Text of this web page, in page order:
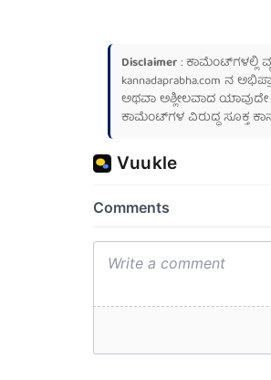
Disclaimer: ಕಾಮೆಂಟ್‌ಗಳಲ್ಲಿ
kannadaprabha.com ನ
ಅಥವಾ ಅಶ್ಲೀಲವಾದ
ಕಾಮೆಂಟ್‌ಗಳ ವಿರುದ್ಧ ಸೂಕ್ತ